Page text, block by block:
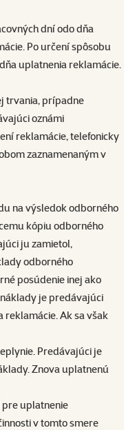
dní odo dňa
Po určení spôsobu
uplatnenia reklamácie.
trvania, prípadne
oznámi
reklamácie, telefonicky
zaznamenaným v
na výsledok odborného
kópiu odborného
ju zamietol,
odborného
posúdenie inej ako
je predávajúci
reklamácie. Ak sa však
Predávajúci je
Znova uplatnenú
pre uplatnenie
v tomto smere